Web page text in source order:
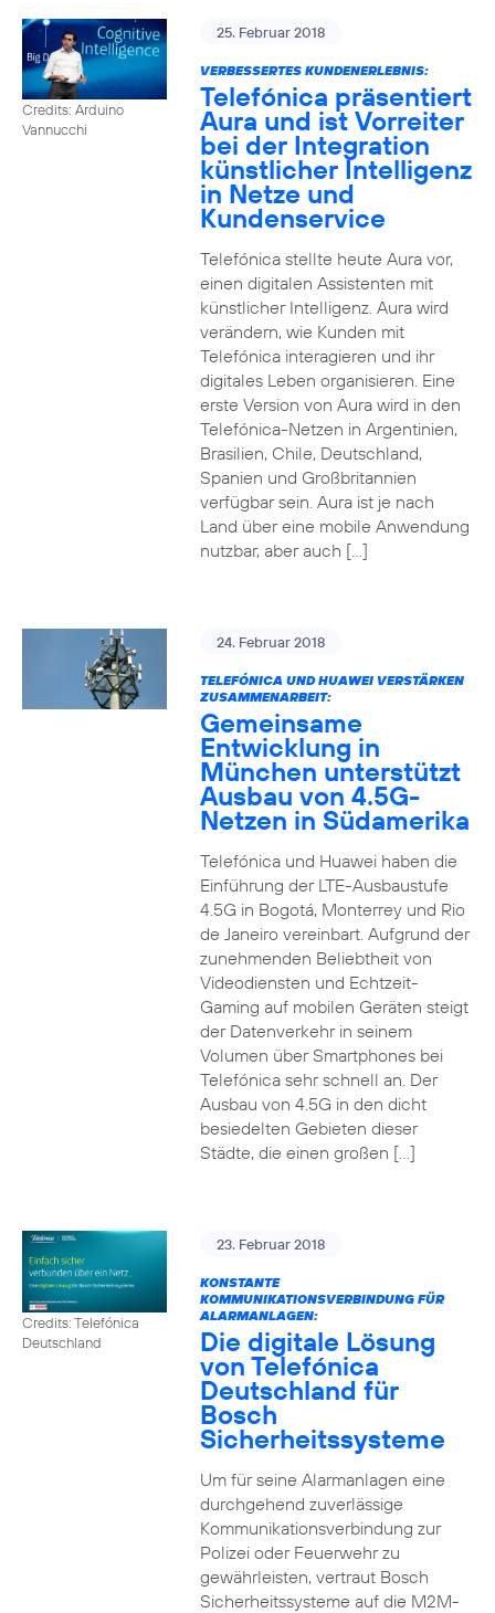
Credits: Arduino
Vannucchi
25. Februar 2018
VERBESSERTES KUNDENERLEBNIS:
Telefónica präsentiert
Aura und ist Vorreiter
bei der Integration
künstlicher Intelligenz
in Netze und
Kundenservice
Telefónica stellte heute Aura vor,
einen digitalen Assistenten mit
künstlicher Intelligenz. Aura wird
verändern, wie Kunden mit
Telefónica interagieren und ihr
digitales Leben organisieren. Eine
erste Version von Aura wird in den
Telefónica-Netzen in Argentinien,
Brasilien, Chile, Deutschland,
Spanien und Großbritannien
verfügbar sein. Aura ist je nach
Land über eine mobile Anwendung
nutzbar, aber auch […]
24. Februar 2018
TELEFÓNICA UND HUAWEI VERSTÄRKEN
ZUSAMMENARBEIT:
Gemeinsame
Entwicklung in
München unterstützt
Ausbau von 4.5G-
Netzen in Südamerika
Telefónica und Huawei haben die
Einführung der LTE-Ausbaustufe
4.5G in Bogotá, Monterrey und Rio
de Janeiro vereinbart. Aufgrund der
zunehmenden Beliebtheit von
Videodiensten und Echtzeit-
Gaming auf mobilen Geräten steigt
der Datenverkehr in seinem
Volumen über Smartphones bei
Telefónica sehr schnell an. Der
Ausbau von 4.5G in den dicht
besiedelten Gebieten dieser
Städte, die einen großen […]
Credits: Telefónica
Deutschland
23. Februar 2018
KONSTANTE
KOMMUNIKATIONSVERBINDUNG FÜR
ALARMANLAGEN:
Die digitale Lösung
von Telefónica
Deutschland für
Bosch
Sicherheitssysteme
Um für seine Alarmanlagen eine
durchgehend zuverlässige
Kommunikationsverbindung zur
Polizei oder Feuerwehr zu
gewährleisten, vertraut Bosch
Sicherheitssysteme auf die M2M-